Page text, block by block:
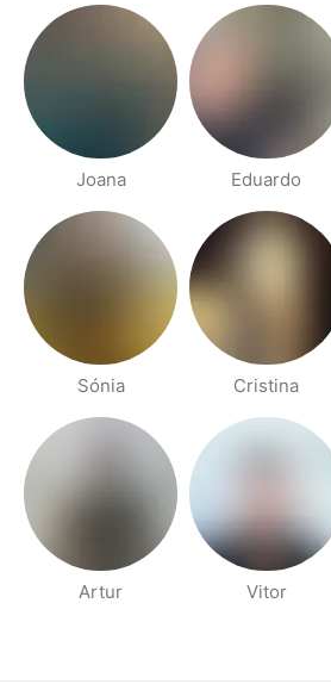
Joana Eduardo
Sónia Cristina
Artur Vitor